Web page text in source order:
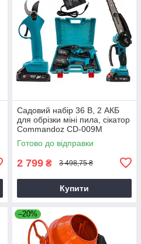
Садовий набір 36 В, 2 АКБ
для обрізки міні пила, сікатор
Commandoz CD-009M
Готово до відправки
2 799 ₴ 3 498,75 ₴
Купити
–20%